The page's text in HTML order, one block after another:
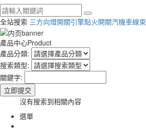
全站搜索 三方向燈開關引擎點火開關汽機車線束
產品中心Product
產品分類:
搜索類型:
關鍵字:
沒有搜索到相關內容
選單